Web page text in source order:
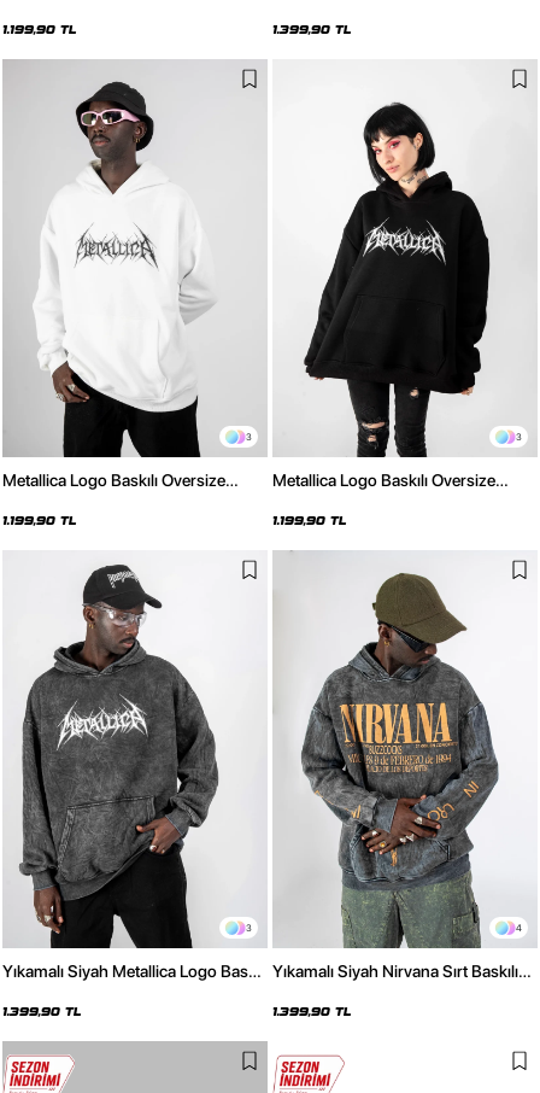
1.199,90 TL 1.399,90 TL
3
Metallica Logo Baskılı Oversize
1.199,90 TL
3
Metallica Logo Baskılı Oversize
1.199,90 TL
3
Yıkamalı Siyah Metallica Logo Baskılı
1.399,90 TL
4
Yıkamalı Siyah Nirvana Sırt Baskılı
1.399,90 TL